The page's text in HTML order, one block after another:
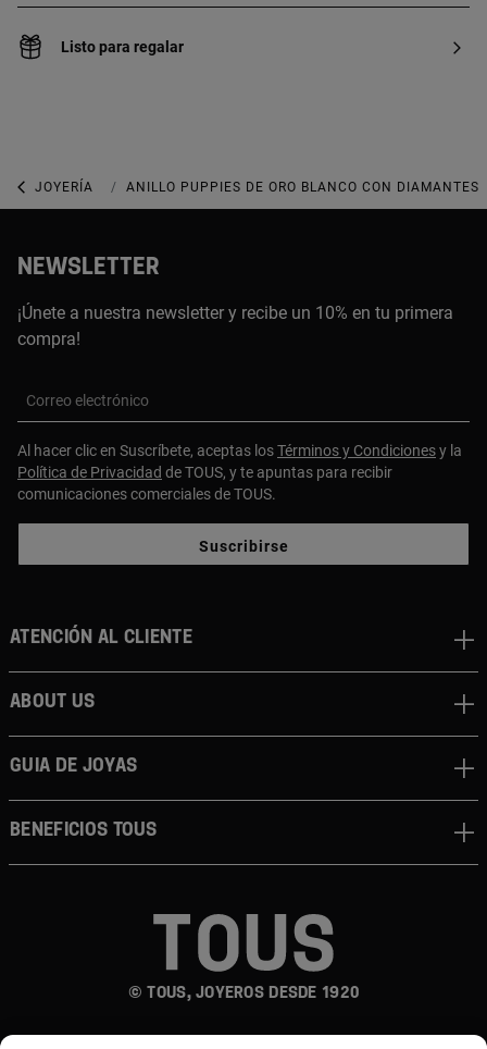
Listo para regalar
JOYERÍA JOYAS DE ORO BLANCO
ANILLO PUPPIES DE ORO BLANCO CON DIAMANTES
NEWSLETTER
¡Únete a nuestra newsletter y recibe un 10% en tu primera
compra!
Correo electrónico
Al hacer clic en Suscríbete, aceptas losTérminos y Condicionesy la
Política de Privacidad de TOUS, y te apuntas para recibir
comunicaciones comerciales de TOUS.
Suscribirse
© TOUS, JOYEROS DESDE 1920
Atención al cliente
About us
Guia de joyas
Beneficios TOUS